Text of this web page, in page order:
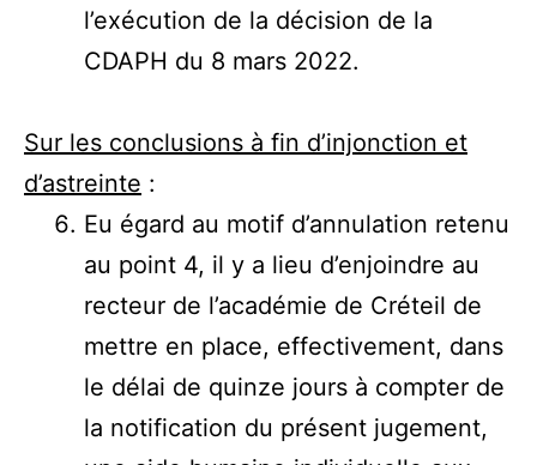
l’exécution de la décision de la
CDAPH du 8 mars 2022.
Sur les conclusions à fin d’injonction et
d’astreinte :
Eu égard au motif d’annulation retenu
au point 4, il y a lieu d’enjoindre au
recteur de l’académie de Créteil de
mettre en place, effectivement, dans
le délai de quinze jours à compter de
la notification du présent jugement,